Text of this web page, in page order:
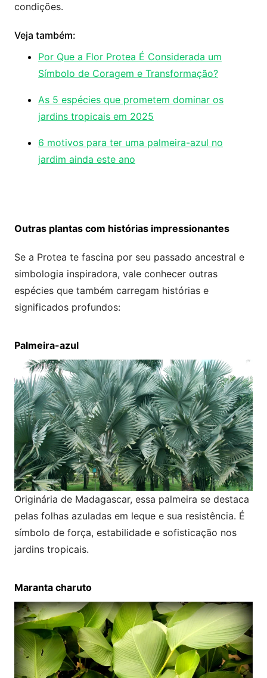
condições.
Veja também:
Por Que a Flor Protea É Considerada um
Símbolo de Coragem e Transformação?
As 5 espécies que prometem dominar os
jardins tropicais em 2025
6 motivos para ter uma palmeira-azul no
jardim ainda este ano
Outras plantas com histórias impressionantes
Se a Protea te fascina por seu passado ancestral e
simbologia inspiradora, vale conhecer outras
espécies que também carregam histórias e
significados profundos:
Palmeira-azul
Originária de Madagascar, essa palmeira se destaca
pelas folhas azuladas em leque e sua resistência. É
símbolo de força, estabilidade e sofisticação nos
jardins tropicais.
Maranta charuto